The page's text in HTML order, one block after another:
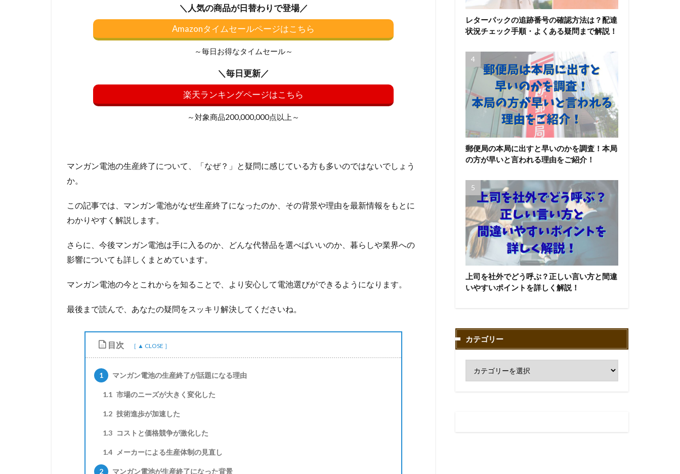
＼人気の商品が日替わりで登場／
Amazonタイムセールページはこちら
～毎日お得なタイムセール～
＼毎日更新／
楽天ランキングページはこちら
～対象商品200,000,000点以上～
マンガン電池の生産終了について、「なぜ？」と疑問に感じている方も多いのではないでしょう
か。
この記事では、マンガン電池がなぜ生産終了になったのか、その背景や理由を最新情報をもとに
わかりやすく解説します。
さらに、今後マンガン電池は手に入るのか、どんな代替品を選べばいいのか、暮らしや業界への
影響についても詳しくまとめています。
マンガン電池の今とこれからを知ることで、より安心して電池選びができるようになります。
最後まで読んで、あなたの疑問をスッキリ解決してくださいね。
目次
1 マンガン電池の生産終了が話題になる理由
1.1 市場のニーズが大きく変化した
1.2 技術進歩が加速した
1.3 コストと価格競争が激化した
1.4 メーカーによる生産体制の見直し
2 マンガン電池が生産終了になった背景
レターパックの追跡番号の確認方法は？配達
状況チェック手順・よくある疑問まで解説！
郵便局の本局に出すと早いのかを調査！本局
の方が早いと言われる理由をご紹介！
上司を社外でどう呼ぶ？正しい言い方と間違
いやすいポイントを詳しく解説！
カテゴリー